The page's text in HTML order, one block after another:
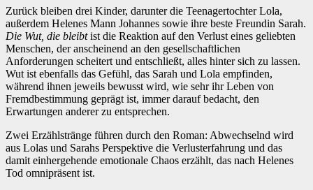
Zurück bleiben drei Kinder, darunter die Teenagertochter Lola,
außerdem Helenes Mann Johannes sowie ihre beste Freundin Sarah.
Die Wut, die bleibtist die Reaktion auf den Verlust eines geliebten
Menschen, der anscheinend an den gesellschaftlichen
Anforderungen scheitert und entschließt, alles hinter sich zu lassen.
Wut ist ebenfalls das Gefühl, das Sarah und Lola empfinden,
während ihnen jeweils bewusst wird, wie sehr ihr Leben von
Fremdbestimmung geprägt ist, immer darauf bedacht, den
Erwartungen anderer zu entsprechen.
Zwei Erzählstränge führen durch den Roman: Abwechselnd wird
aus Lolas und Sarahs Perspektive die Verlusterfahrung und das
damit einhergehende emotionale Chaos erzählt, das nach Helenes
Tod omnipräsent ist.